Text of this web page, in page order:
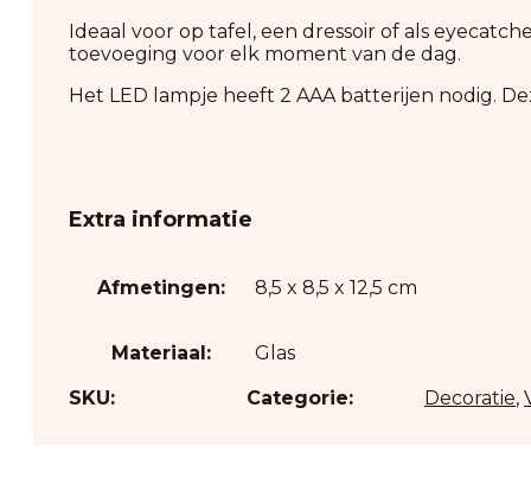
Ideaal voor op tafel, een dressoir of als
toevoeging voor elk moment van de dag.
Het LED lampje heeft 2 AAA batterijen nodig.
Extra informatie
Afmetingen: 8,5 x 8,5 x 12,5 cm
Materiaal:
Glas
SKU:
Categorie: Decoratie,